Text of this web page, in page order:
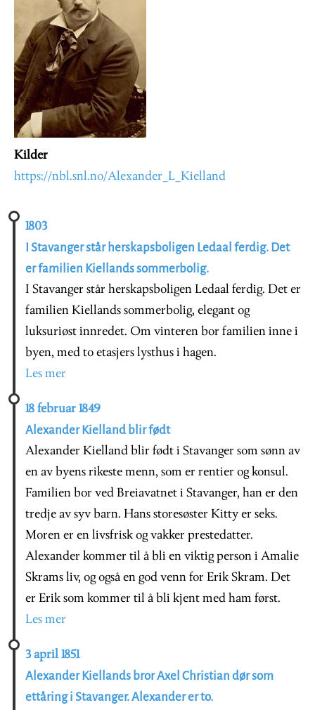
Kilder
https://nbl.snl.no/Alexander_L_Kielland
1803
I Stavanger står herskapsboligen Ledaal ferdig. Det
er familien Kiellands sommerbolig.
I Stavanger står herskapsboligen Ledaal ferdig. Det er
familien Kiellands sommerbolig, elegant og
luksuriøst innredet. Om vinteren bor familien inne i
byen, med to etasjers lysthus i hagen.
Les mer
18 februar 1849
Alexander Kielland blir født
Alexander Kielland blir født i Stavanger som sønn av
en av byens rikeste menn, som er rentier og konsul.
Familien bor ved Breiavatnet i Stavanger, han er den
tredje av syv barn. Hans storesøster Kitty er seks.
Moren er en livsfrisk og vakker prestedatter.
Alexander kommer til å bli en viktig person i Amalie
Skrams liv, og også en god venn for Erik Skram. Det
er Erik som kommer til å bli kjent med ham først.
Les mer
3 april 1851
Alexander Kiellands bror Axel Christian dør som
ettåring i Stavanger. Alexander er to.